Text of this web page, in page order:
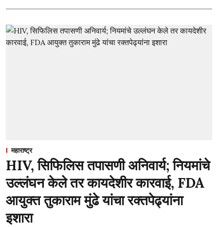
महाराष्ट्र
HIV, सिफिलिस तपासणी अनिवार्य; नियमांचे
उल्लंघन केले तर कायदेशीर कारवाई, FDA
आयुक्त तुकाराम मुंढे यांचा रक्तपेढ्यांना
इशारा